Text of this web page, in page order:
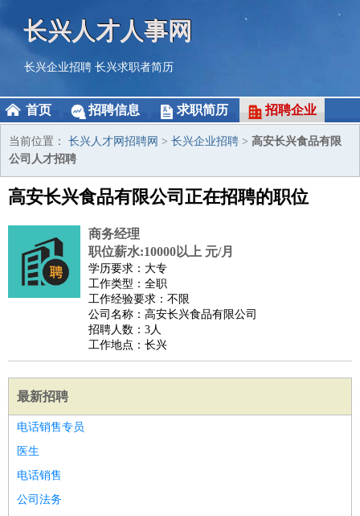
长兴人才人事网
长兴企业招聘 长兴求职者简历
首页 招聘信息 求职简历 招聘企业
当前位置： 长兴人才网招聘网 > 长兴企业招聘 > 高安长兴食品有限
公司人才招聘
高安长兴食品有限公司正在招聘的职位
商务经理
职位薪水:10000以上 元/月
学历要求：大专
工作类型：全职
工作经验要求：不限
公司名称：高安长兴食品有限公司
招聘人数：3人
工作地点：长兴
最新招聘
电话销售专员
医生
电话销售
公司法务